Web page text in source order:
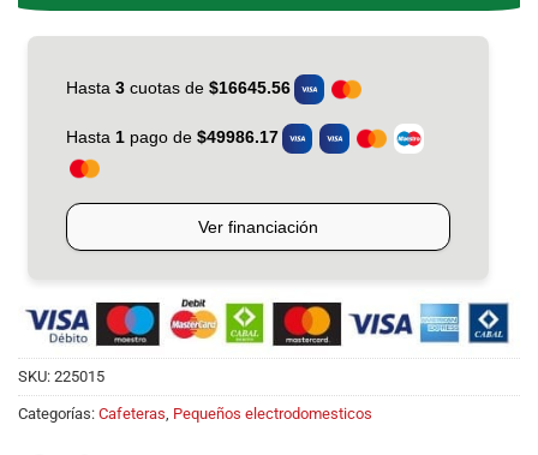
SKU: 225015
Categorías: Cafeteras Pequeños electrodomesticos